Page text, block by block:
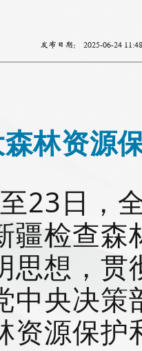
发布日期： 2025-06-24 11:48
林资源
23日，
疆检查
思想，
中央决
资源保